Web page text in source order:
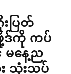
ပြတ်
ဒ်ကို ကပ်
မနေ့ည
း သုံးသပ်